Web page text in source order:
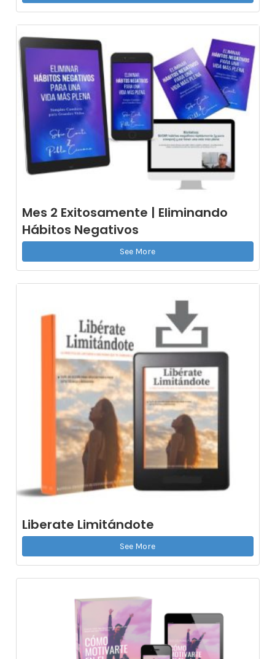
Mes 2 Exitosamente | Eliminando
Hábitos Negativos
See More
Liberate Limitándote
See More